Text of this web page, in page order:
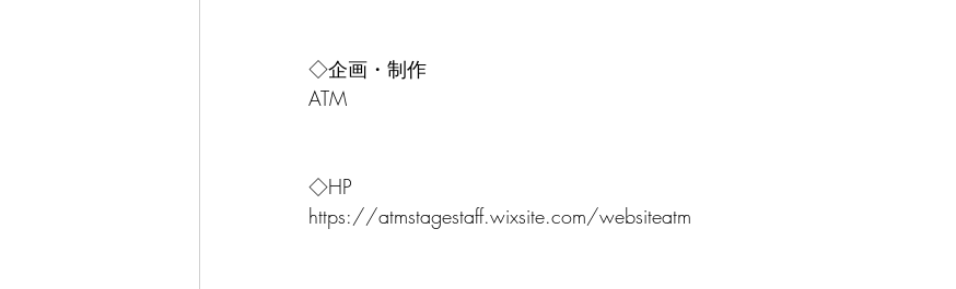
◇企画・制作
ATM
◇HP
https://atmstagestaff.wixsite.com/websiteatm